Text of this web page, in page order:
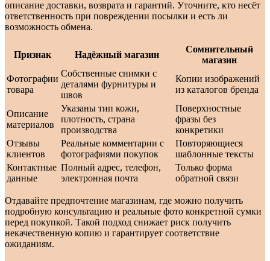
описание доставки, возврата и гарантий. Уточните, кто несёт
ответственность при повреждении посылки и есть ли
возможность обмена.
Признак Надёжный магазин
Сомнительный
магазин
Фотографии
товара
Собственные снимки с
деталями фурнитуры и
швов
Копии изображений
из каталогов бренда
Описание
материалов
Указаны тип кожи,
плотность, страна
производства
Поверхностные
фразы без
конкретики
Отзывы
клиентов
Реальные комментарии с
фотографиями покупок
Повторяющиеся
шаблонные тексты
Контактные
данные
Полный адрес, телефон,
электронная почта
Только форма
обратной связи
Отдавайте предпочтение магазинам, где можно получить
подробную консультацию и реальные фото конкретной сумки
перед покупкой. Такой подход снижает риск получить
некачественную копию и гарантирует соответствие
ожиданиям.